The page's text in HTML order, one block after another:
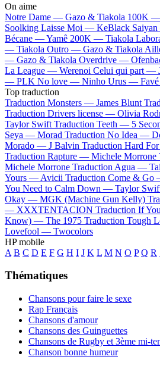
On aime
Notre Dame — Gazo & Tiakola 100K —
Soolking Laisse Moi — KeBlack
Bécane —Yamê 200K — Tiakola
— Tiakola Outro — Gazo & Tiakola
— Gazo & Tiakola Overdrive —
La League — Werenoi Celui qui part —
— PLK No love — Ninho Urus —
Top traduction
Traduction Monsters — James Blunt
Traduction Drivers license — Olivia
Taylor Swift Traduction Teeth — 5
Seya — Morad Traduction No Idea —
Morado — J Balvin Traduction Hard
Traduction Rapture — Michele Morrone
Michele Morrone Traduction Agua —
Yours — Avicii Traduction Come & Go
You Need to Calm Down — Taylor
Okay — MGK (Machine Gun Kelly)
— XXXTENTACION Traduction If
Know) — The 1975 Traduction Tough
Lovefool — Twocolors
HP mobile
A B C D E F G H I J K L M N O P Q R
Thématiques
Chansons pour faire le sexe
Rap Français
Chansons d'amour
Chansons des Guinguettes
Chansons de Rugby et 3ème mi-
Chanson bonne humeur